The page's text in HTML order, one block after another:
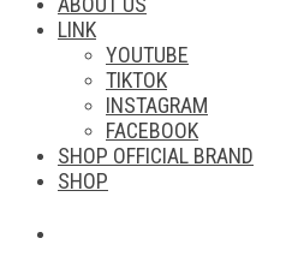
LINK
YOUTUBE
TIKTOK
INSTAGRAM
FACEBOOK
SHOP OFFICIAL BRAND
SHOP